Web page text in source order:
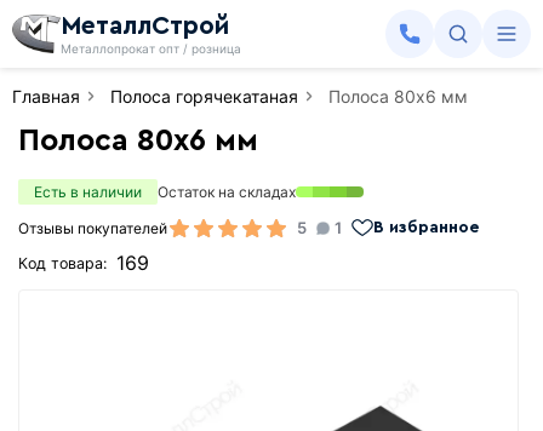
МеталлСтрой
Металлопрокат опт / розница
Главная Полоса горячекатаная Полоса 80х6 мм
Полоса 80х6 мм
Есть в наличии
Остаток на складах
Отзывы покупателей
5 1 В избранное
Код товара: 169